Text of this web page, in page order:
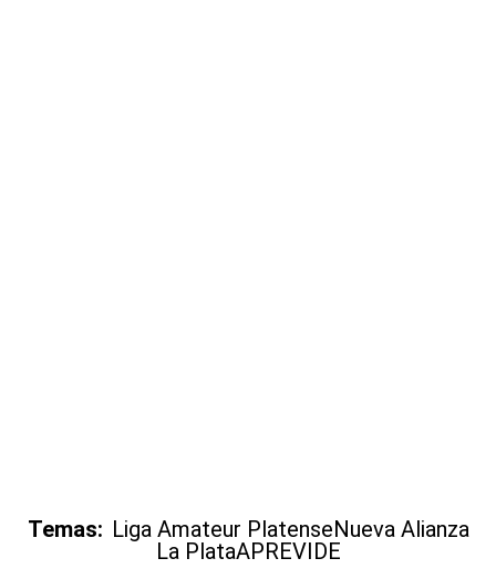
Temas: Liga Amateur PlatenseNueva Alianza
La PlataAPREVIDE